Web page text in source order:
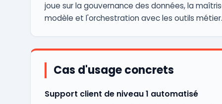
joue sur la gouvernance des données, la
modèle et l'orchestration avec les outils métier.
Cas d'usage concrets
Support client de niveau 1 automatisé